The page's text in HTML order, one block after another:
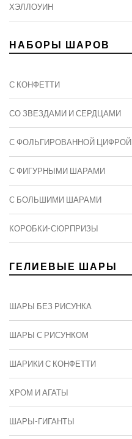
ХЭЛЛОУИН
НАБОРЫ ШАРОВ
С КОНФЕТТИ
СО ЗВЕЗДАМИ И СЕРДЦАМИ
С ФОЛЬГИРОВАННОЙ ЦИФРОЙ
С ФИГУРНЫМИ ШАРАМИ
C БОЛЬШИМИ ШАРАМИ
КОРОБКИ-СЮРПРИЗЫ
ГЕЛИЕВЫЕ ШАРЫ
ШАРЫ БЕЗ РИСУНКА
ШАРЫ С РИСУНКОМ
ШАРИКИ С КОНФЕТТИ
ХРОМ И АГАТЫ
ШАРЫ-ГИГАНТЫ